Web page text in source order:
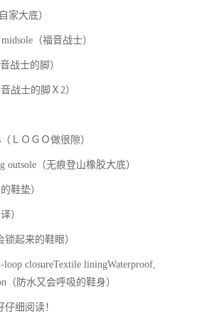
家大底）
（福音战士）
战士的脚）
战士的脚Ｘ2）
ＬＯＧＯ做很隙）
outsole（无痕登山橡胶大底）
鞋垫）
）
锁起来的鞋眼）
loop closureTextile liningWaterproof,
（防水又会呼吸的鞋身）
细阅读！